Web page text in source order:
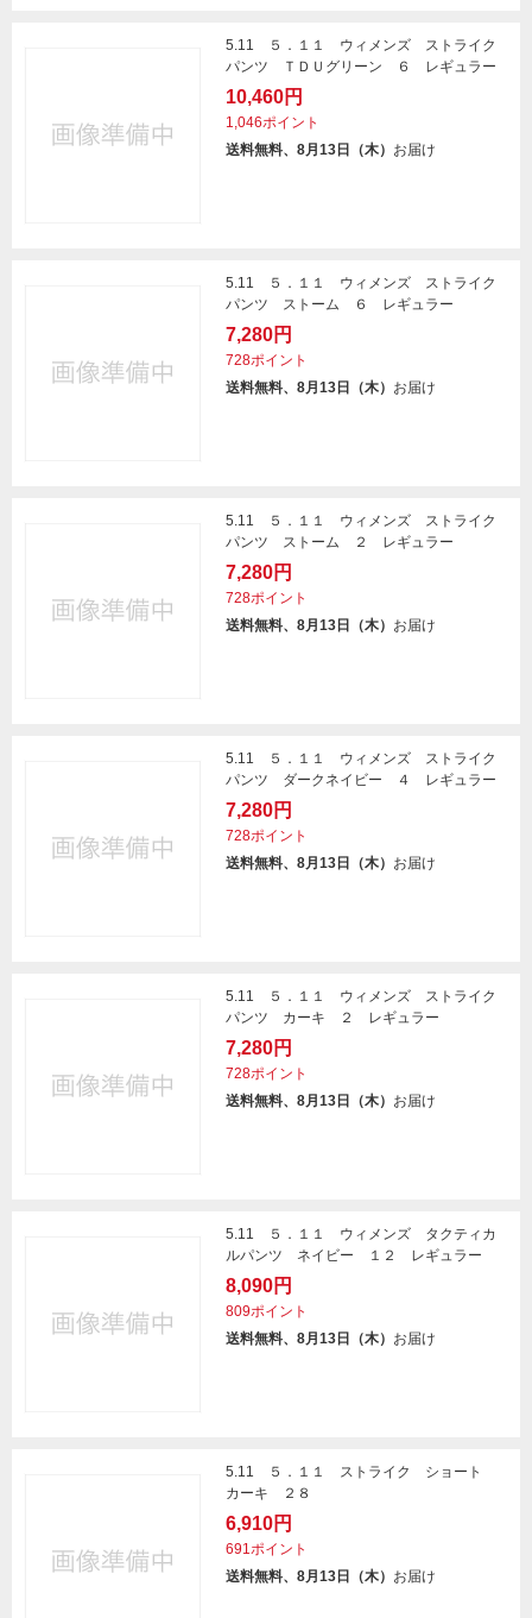
5.11 ５．１１ ウィメンズ ストライク
パンツ ＴＤＵグリーン ６ レギュラー
10,460円
1,046ポイント
送料無料、8月13日（木） お届け
5.11 ５．１１ ウィメンズ ストライク
パンツ ストーム ６ レギュラー
7,280円
728ポイント
送料無料、8月13日（木） お届け
5.11 ５．１１ ウィメンズ ストライク
パンツ ストーム ２ レギュラー
7,280円
728ポイント
送料無料、8月13日（木） お届け
5.11 ５．１１ ウィメンズ ストライク
パンツ ダークネイビー ４ レギュラー
7,280円
728ポイント
送料無料、8月13日（木） お届け
5.11 ５．１１ ウィメンズ ストライク
パンツ カーキ ２ レギュラー
7,280円
728ポイント
送料無料、8月13日（木） お届け
5.11 ５．１１ ウィメンズ タクティカ
ルパンツ ネイビー １２ レギュラー
8,090円
809ポイント
送料無料、8月13日（木） お届け
5.11 ５．１１ ストライク ショート
カーキ ２８
6,910円
691ポイント
送料無料、8月13日（木） お届け